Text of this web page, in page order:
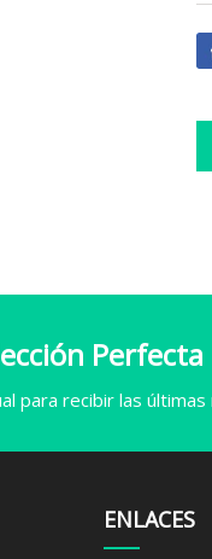
Perfecta
para recibir las
ENLACES